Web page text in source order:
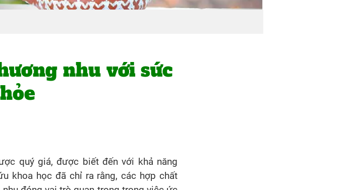
nhu với sức
quý giá, được biết đến với khả năng
khoa học đã chỉ ra rằng, các hợp chất